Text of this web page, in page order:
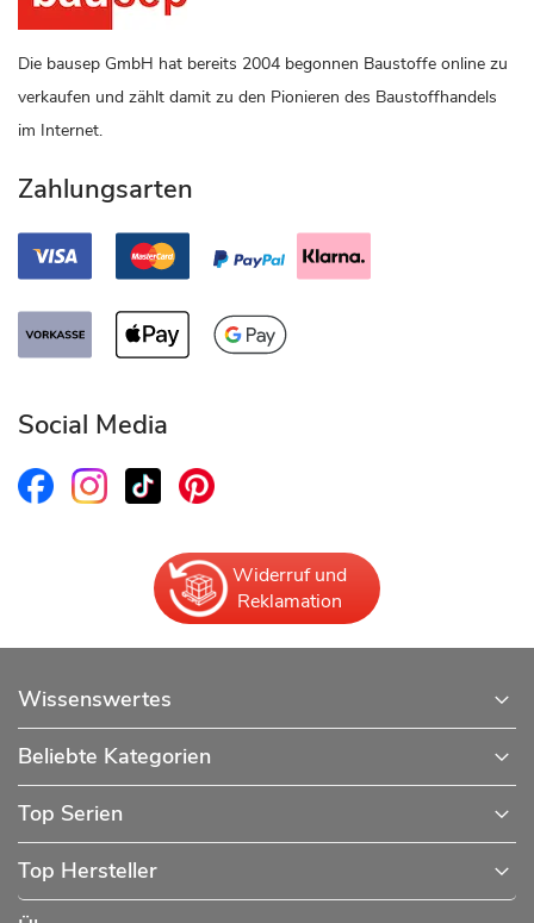
Die bausep GmbH hat bereits 2004 begonnen Baustoffe online zu
verkaufen und zählt damit zu den Pionieren des Baustoffhandels
im Internet.
Zahlungsarten
Social Media
Widerruf und
Reklamation
Wissenswertes
Beliebte Kategorien
Top Serien
Top Hersteller